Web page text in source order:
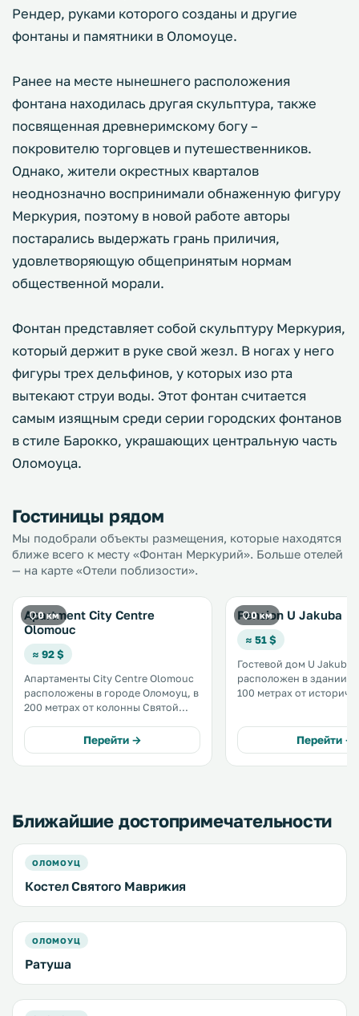
Рендер, руками которого созданы и другие
фонтаны и памятники в Оломоуце.
Ранее на месте нынешнего расположения
фонтана находилась другая скульптура, также
посвященная древнеримскому богу –
покровителю торговцев и путешественников.
Однако, жители окрестных кварталов
неоднозначно воспринимали обнаженную фигуру
Меркурия, поэтому в новой работе авторы
постарались выдержать грань приличия,
удовлетворяющую общепринятым нормам
общественной морали.
Фонтан представляет собой скульптуру Меркурия,
который держит в руке свой жезл. В ногах у него
фигуры трех дельфинов, у которых изо рта
вытекают струи воды. Этот фонтан считается
самым изящным среди серии городских фонтанов
в стиле Барокко, украшающих центральную часть
Оломоуца.
Гостиницы рядом
Мы подобрали объекты размещения, которые находятся
ближе всего к месту «Фонтан Меркурий». Больше отелей
— на карте «Отели поблизости».
0 км
Apartment City Centre
Olomouc
≈ 92 $
Апартаменты City Centre Olomouc
расположены в городе Оломоуц, в
200 метрах от колонны Святой
Wi-Fi. В апартаментах есть кухня с
посудомоечной машиной,
Перейти →
0 км
Pension U Jakuba
≈ 51 $
Гостевой дом U Jakuba
расположен в здании
100 метрах от
терраса с зоной отдыха.
располагает номерами
номерами-студио. .
Перейти →
Ближайшие достопримечательности
ОЛОМОУЦ
Костел Святого Маврикия
ОЛОМОУЦ
Ратуша